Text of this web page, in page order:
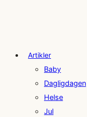
Artikler
Baby
Dagligdagen
Helse
Jul